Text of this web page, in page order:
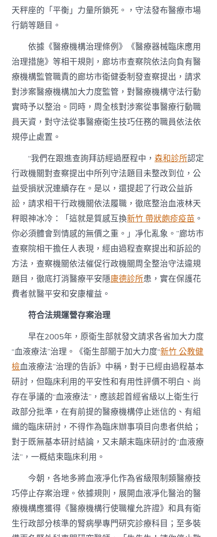
天秤座的「平衡」力量所鎖死。，守法發布醫療市場
行銷等題目。
依據《醫療機構治理條例》《醫療器械臨床應用
治理措施》等相干規則，廊坊市查察院依法向負有醫
療機構監管職責的廊坊市衛健委制發查察提出，請求
對涉案醫療機構加大力度監管，對醫療機構守法行動
實時予以整治。同時，周全核對涉案從事醫療行動職
員天資，對守法從事醫療衛生技巧任務的職員依法依
規停止處置。
“我們在跟進查詢拜訪經過歷程中，森和診所認定
行政機關對查察提出中所列守法題目未整改到位，公
益受損狀況連續存在。是以，還提起了行政公益訴
訟，請求相干行政機關依法履職，徹底整治血液林天
秤眼神冰冷：「這就是質感互換新竹 帶狀皰疹疫苗 。
你必須體會到情感的無價之重。」凈化亂象。”廊坊市
查察院相干擔任人表現，經由過程查察提出和訴訟的
方法，查察機關依法催促行政機關周全整治守法違規
題目，徹底打消醫療平安隱康德診所患，實在保護花
費者就醫平安和安康權益。
符合法規運營存案治理
早在2005年，原衛生部就發文請求各省加大力度
“血液療法”治理。《衛生部關于加大力度“新竹 公教健
檢血液療法”治理的告訴》中稱，對于已經由過程基本
研討，但臨床利用的平安性和有用性評價不明白、尚
存在爭議的“血液療法”，應該起首經省級以上衛生行
政部分批準，在有前提的醫療機構停止迷信的、有組
織的臨床研討，不得作為臨床辦事項目向患者供給；
對于既無基本研討結論，又未顛末臨床研討的“血液療
法”，一概結束臨床利用。
今朝，各地多將血液凈化作為省級限制類醫療技
巧停止存案治理。依據規則，展開血液凈化醫治的醫
療機構應獲得《醫療機構行使職權允許證》和具有衛
生行政部分核準的腎病學專門研究診療科目；至多裝